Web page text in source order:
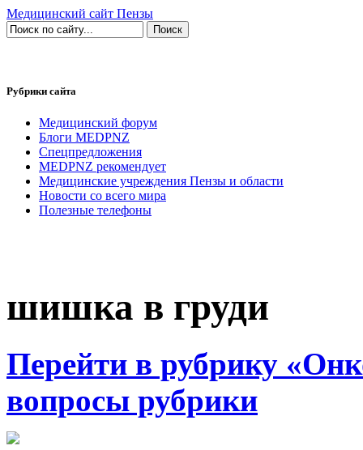
Медицинский сайт Пензы
Рубрики сайта
Медицинский форум
Блоги MEDPNZ
Спецпредложения
MEDPNZ рекомендует
Медицинские учреждения Пензы и области
Новости со всего мира
Полезные телефоны
шишка в груди
Перейти в рубрику
вопросы рубрики